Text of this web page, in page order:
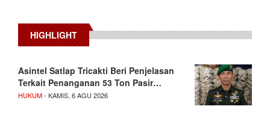
HIGHLIGHT
Asintel Satlap Tricakti Beri Penjelasan
Terkait Penanganan 53 Ton Pasir…
HUKUM- KAMIS, 6 AGU 2026